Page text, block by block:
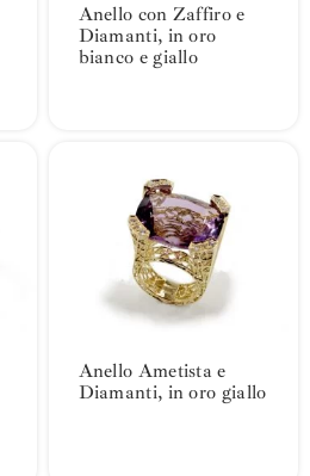
Anello con Zaffiro e
Diamanti, in oro
bianco e giallo
Anello Ametista e
Diamanti, in oro giallo